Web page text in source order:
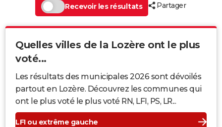
Recevoir les résultats
Partager
Quelles villes de la Lozère ont le plus
voté...
Les résultats des municipales 2026 sont dévoilés
partout en Lozère. Découvrez les communes qui
ont le plus voté le plus voté RN, LFI, PS, LR...
LFI ou extrême gauche